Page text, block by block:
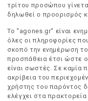
τρίτου προσώπου
δηλωθεί ο προορισμός
Το "agones.gr" είναι
όλες οι πληροφορίες
σκοπό την ενημέρωση
προσπάθεια έτσι ώστε
είναι σωστές. Σε καμία
ακρίβεια του
χρήστης του παρόντος
ελέγχει στα